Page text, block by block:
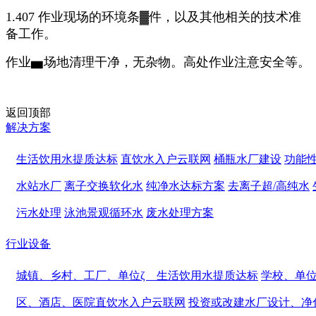
1.407 作业现场的环境条▓件，以及其他相关的技术准
备工作。
作业▅场地清理干净，无杂物。高处作业注意安全等。
返回顶部
解决方案
生活饮用水提质达标 直饮水入户云联网 桶瓶水厂建设 功能
水站水厂 离子交换软化水 纯净水达标方案 去离子超/高纯水
污水处理 泳池景观循环水 废水处理方案
行业设备
城镇、乡村、工厂、单位ζ 生活饮用水提质达标 学校、单
区、酒店、医院直饮水入户云联网 投资或改建水厂设计、净